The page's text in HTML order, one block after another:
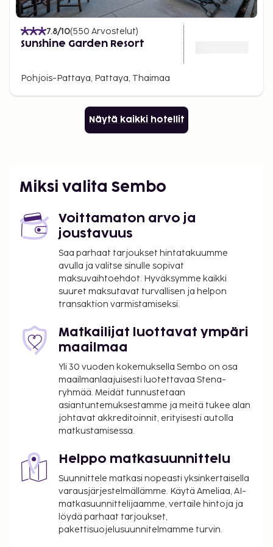
7.8/10(550 Arvostelut)
Sunshine Garden Resort
Pohjois-Pattaya, Pattaya, Thaimaa
Näytä kaikki hotellit
Miksi valita Sembo
Voittamaton arvo ja
joustavuus
Saa parhaat tarjoukset hintatakuumme
avulla ja valitse sinulle sopivat
maksuvaihtoehdot. Hyväksymme kaikki
suuret maksutavat turvallisen ja helpon
transaktion varmistamiseksi.
Matkailijat luottavat ympäri
maailmaa
Yli 30 vuoden kokemuksella Sembo on osa
maailmanlaajuisesti luotettavaa Stena-
ryhmää. Meidät tunnustetaan
asiantuntemuksestamme ja meitä tukee alan
johtavat akkreditoinnit, erityisesti autolla
matkustamisessa.
Helppo matkasuunnittelu
Suunnittele matkasi nopeasti yksinkertaisella
varausjärjestelmällämme. Käytä Ameliaa, AI-
matkasuunnittelijaamme, vertaile hintoja ja
löydä parhaat tarjoukset,
pakettisuojelusuunnitelmamme turvin.